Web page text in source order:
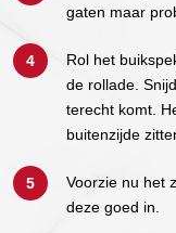
gaten maar
Rol het
de rollade.
terecht komt.
buitenzijde
Voorzie nu het
deze goed in.